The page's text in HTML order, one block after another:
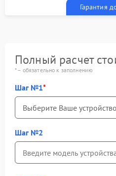
Гарантия
Полный расчет
* – обязательно к заполнению
Шаг №1
Шаг №2